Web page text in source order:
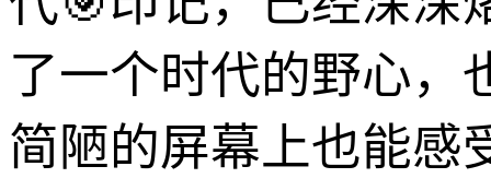
了一个时代的野心，
简陋的屏幕上也能感